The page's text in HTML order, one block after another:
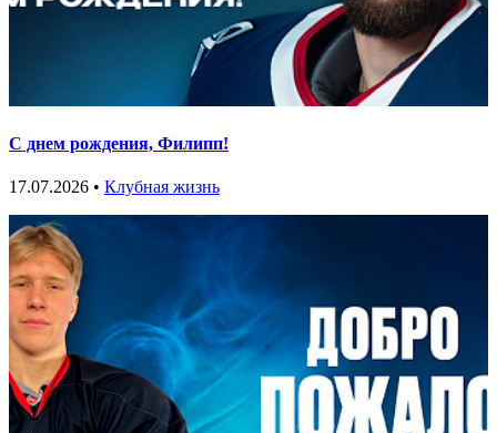
С днем рождения, Филипп!
17.07.2026 • Клубная жизнь